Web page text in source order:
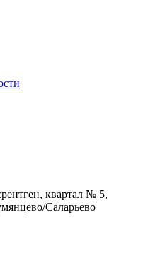
квартал № 5,
Саларьево